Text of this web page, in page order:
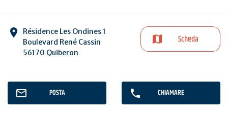
Résidence Les Ondines 1
Boulevard René Cassin
56170 Quiberon
Scheda
POSTA CHIAMARE